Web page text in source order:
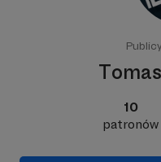
10
patronów